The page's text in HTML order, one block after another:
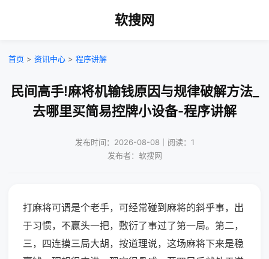
软搜网
首页 > 资讯中心 > 程序讲解
民间高手!麻将机输钱原因与规律破解方法_
去哪里买简易控牌小设备-程序讲解
发布时间：2026-08-08｜阅读：1
发布者：软搜网
打麻将可谓是个老手，可经常碰到麻将的斜乎事，出
于习惯，不赢头一把，敷衍了事过了第一局。第二，
三，四连摸三局大胡，按道理说，这场麻将下来是稳